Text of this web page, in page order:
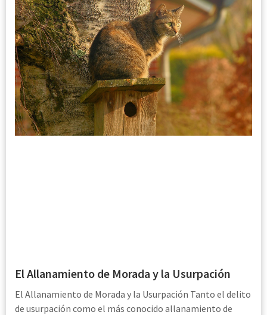
El Allanamiento de Morada y la Usurpación
El Allanamiento de Morada y la Usurpación Tanto el delito
de usurpación como el más conocido allanamiento de